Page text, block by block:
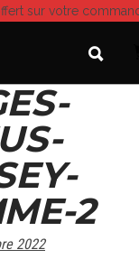
sur votre
2
2022